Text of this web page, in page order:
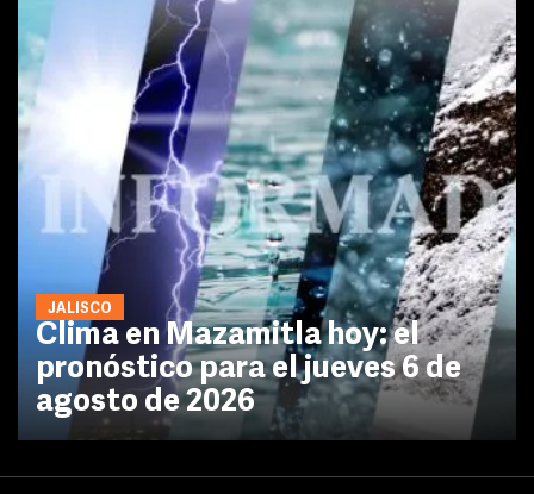
JALISCO
Clima en Mazamitla hoy: el
pronóstico para el jueves 6 de
agosto de 2026